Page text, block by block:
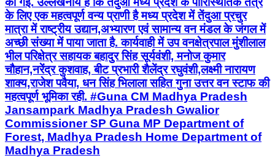
के लिए एक महत्वपूर्ण वन्य प्राणी है मध्य प्रदेश में तेंदुआ प्रचुर
मात्रा में राष्ट्रीय उद्यान,अभ्यारण एवं सामान्य वन मंडल के जंगल में
अच्छी संख्या में पाया जाता है. कार्यवाही में उप वनक्षेत्रपाल मुंशीलाल
भील परिक्षेत्र सहायक बहादुर सिंह सूर्यवंशी, मनोज कुमार
चौहान,नरेंद्र कुशवाह, बीट प्रभारी शैलेंद्र रघुवंशी,लक्ष्मी नारायण
शाक्य,राजेश पवैया, धन सिंह भिलाला सहित गुना उत्तर वन स्टाफ की
महत्वपूर्ण भूमिका रही. #Guna CM Madhya Pradesh
Jansampark Madhya Pradesh Gwalior
Commissioner SP Guna MP Department of
Forest, Madhya Pradesh Home Department of
Madhya Pradesh